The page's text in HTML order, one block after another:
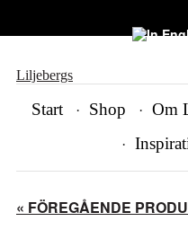
Liljebergs
Start Shop Om
« FÖREGÅENDE